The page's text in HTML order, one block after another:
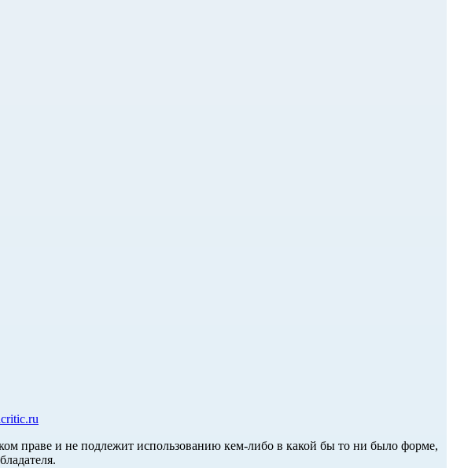
праве и не подлежит использованию кем-либо в какой бы то ни было форме,